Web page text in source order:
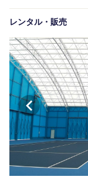
レンタル・販売